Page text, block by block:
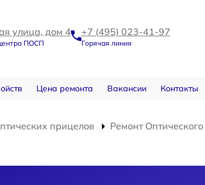
улица, дом 4
ПОСП
+7 (495) 023-41-97
Горячая линия
Цена ремонта Вакансии Контакты
прицелов
Ремонт